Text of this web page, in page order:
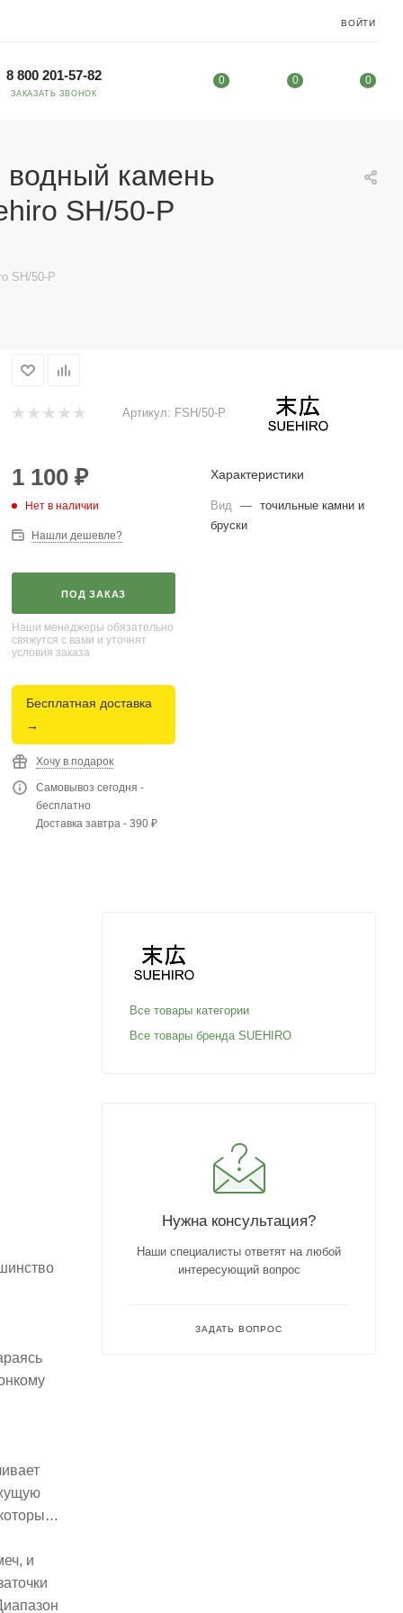
ВОЙТИ
8 800 201-57-82
ЗАКАЗАТЬ ЗВОНОК
0 0 0
водный камень
SH/50-P
SH/50-P
Артикул: FSH/50-P
1 100₽
Нет в наличии
Нашли дешевле?
ПОД ЗАКАЗ
Наши менеджеры обязательно
свяжутся с вами и уточнят
условия заказа
Бесплатная доставка
→
Хочу в подарок
Самовывоз сегодня -
бесплатно
Доставка завтра - 390 ₽
Характеристики
Вид —
точильные камни и
бруски
и
Все товары категории
Все товары бренда SUEHIRO
Нужна консультация?
Наши специалисты ответят на любой
интересующий вопрос
ЗАДАТЬ ВОПРОС